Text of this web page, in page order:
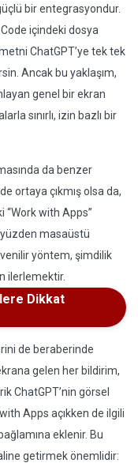
bir entegrasyondur.
içindeki dosya
ChatGPT’ye tek tek
Ancak bu yaklaşım,
genel bir ekran
sınırlı, izin bazlı bir
da benzer
ortaya çıkmış olsa da,
with Apps”
masaüstü
yöntem, şimdilik
ilerlemektir.
Dikkat
de beraberinde
gelen her bildirim,
ChatGPT’nin görsel
Apps açıkken de ilgili
eklenir. Bu
getirmek önemlidir: